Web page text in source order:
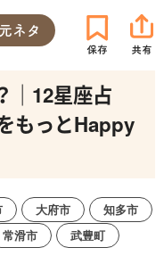
ネタ
｜12星座占
もっとHappy
大府市
知多市
常滑市
武豊町